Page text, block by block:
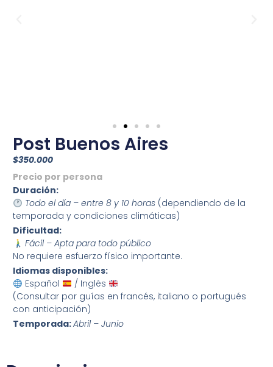
Post Buenos Aires
Precio por persona
$350.000
Duración:
Todo el día – entre 8 y 10 horas (dependiendo de la
temporada y condiciones climáticas)
Dificultad:
Fácil – Apta para todo público
No requiere esfuerzo físico importante.
Idiomas disponibles:
Español
/ Inglés
(Consultar por guías en francés, italiano o portugués
con anticipación)
Temporada:Abril – Junio